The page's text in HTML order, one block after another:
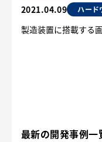
最新の開発事例一
2021.04.09 ハード
製造装置に搭載する